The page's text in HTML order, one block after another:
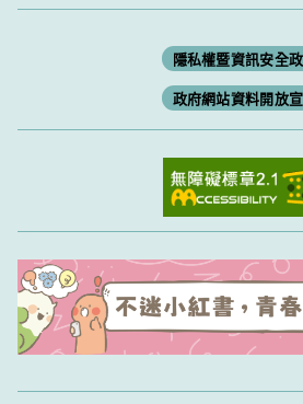
隱私權暨資訊安全
政府網站資料開放